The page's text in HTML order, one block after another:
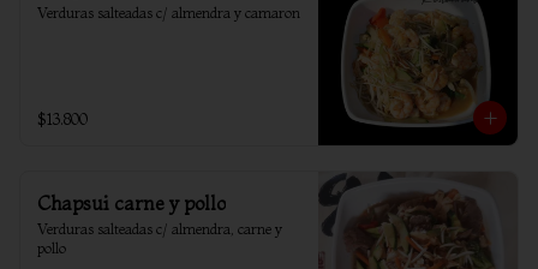
Verduras salteadas c/ almendra y camaron
$13.800
Chapsui carne y pollo
Verduras salteadas c/ almendra, carne y
pollo